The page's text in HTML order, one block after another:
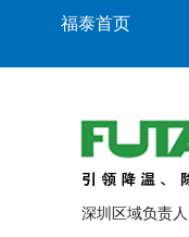
福泰首页
深圳区域负责人